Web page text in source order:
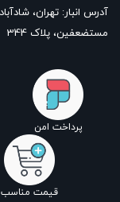
مستضعفین، پلاک 344
پرداخت امن
قیمت مناسب